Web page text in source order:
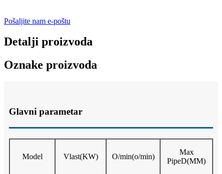
Pošaljite nam e-poštu
Detalji proizvoda
Oznake proizvoda
Glavni parametar
Model Vlast(KW) O/min(o/min)
Max
PipeD(MM)